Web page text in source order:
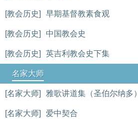
[教会历史] 早期基督教素食观
[教会历史] 中国教会史
[教会历史] 英吉利教会史下集
名家大师
[名家大师] 雅歌讲道集（圣伯尔纳多）
[名家大师] 爱中契合